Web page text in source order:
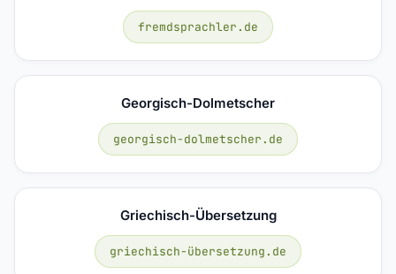
fremdsprachler.de
Georgisch-Dolmetscher
georgisch-dolmetscher.de
Griechisch-Übersetzung
griechisch-übersetzung.de